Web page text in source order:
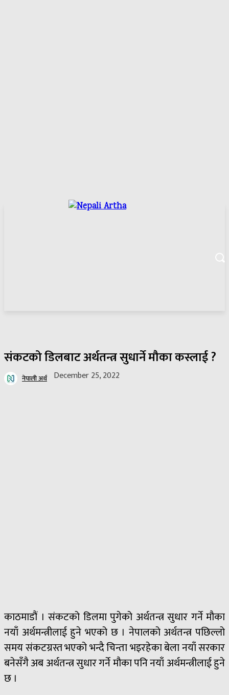
संकटको डिलबाट अर्थतन्त्र सुधार्ने मौका कस्लाई ?
नेपाली अर्थ December 25, 2022
काठमाडौं । संकटको डिलमा पुगेको अर्थतन्त्र सुधार गर्ने मौका
नयाँ अर्थमन्त्रीलाई हुने भएको छ । नेपालको अर्थतन्त्र पछिल्लो
समय संकटग्रस्त भएको भन्दै चिन्ता भइरहेका बेला नयाँ सरकार
बनेसँगै अब अर्थतन्त्र सुधार गर्ने मौका पनि नयाँ अर्थमन्त्रीलाई हुने
छ ।